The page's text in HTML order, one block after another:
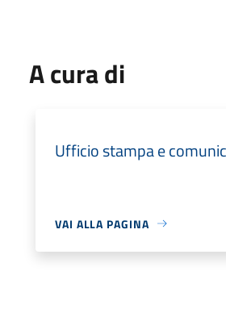
A cura di
Ufficio stampa e
VAI ALLA PAGINA